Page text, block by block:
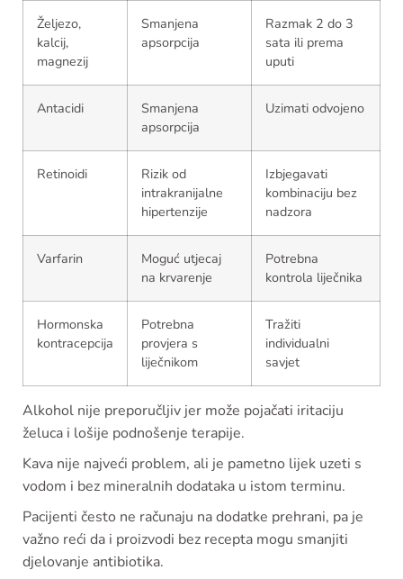
Željezo,
kalcij,
magnezij
Smanjena
apsorpcija
Razmak 2 do 3
sata ili prema
uputi
Antacidi
Smanjena
apsorpcija
Uzimati odvojeno
Retinoidi
Rizik od
intrakranijalne
hipertenzije
Izbjegavati
kombinaciju bez
nadzora
Varfarin
Moguć utjecaj
na krvarenje
Potrebna
kontrola liječnika
Hormonska
kontracepcija
Potrebna
provjera s
liječnikom
Tražiti
individualni
savjet
Alkohol nije preporučljiv jer može pojačati iritaciju
želuca i lošije podnošenje terapije.
Kava nije najveći problem, ali je pametno lijek uzeti s
vodom i bez mineralnih dodataka u istom terminu.
Pacijenti često ne računaju na dodatke prehrani, pa je
važno reći da i proizvodi bez recepta mogu smanjiti
djelovanje antibiotika.